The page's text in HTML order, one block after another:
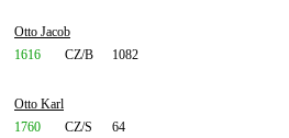
Otto Jacob
1616
CZ/B 1082
Otto Karl
1760
CZ/S 64